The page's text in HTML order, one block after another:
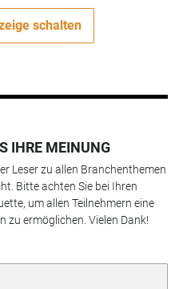
schalten
IHRE MEINUNG
Leser zu allen Branchenthemen
Bitte achten Sie bei Ihren
um allen Teilnehmern eine
zu ermöglichen. Vielen Dank!